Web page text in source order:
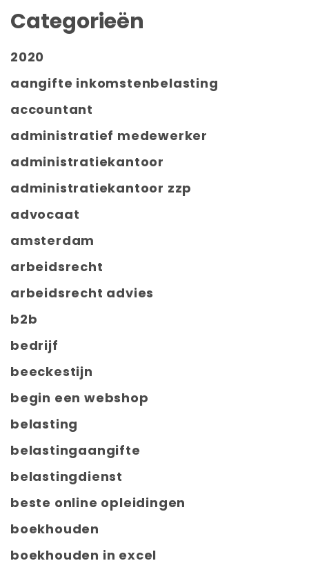
Categorieën
2020
aangifte inkomstenbelasting
accountant
administratief medewerker
administratiekantoor
administratiekantoor zzp
advocaat
amsterdam
arbeidsrecht
arbeidsrecht advies
b2b
bedrijf
beeckestijn
begin een webshop
belasting
belastingaangifte
belastingdienst
beste online opleidingen
boekhouden
boekhouden in excel